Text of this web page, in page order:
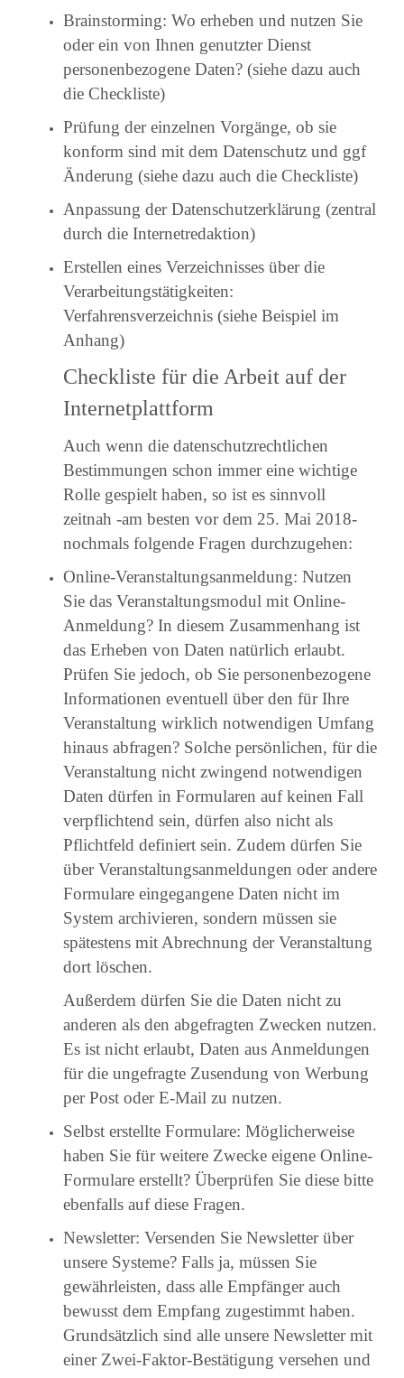
Brainstorming: Wo erheben und nutzen Sie
oder ein von Ihnen genutzter Dienst
personenbezogene Daten? (siehe dazu auch
die Checkliste)
Prüfung der einzelnen Vorgänge, ob sie
konform sind mit dem Datenschutz und ggf
Änderung (siehe dazu auch die Checkliste)
Anpassung der Datenschutzerklärung (zentral
durch die Internetredaktion)
Erstellen eines Verzeichnisses über die
Verarbeitungstätigkeiten:
Verfahrensverzeichnis (siehe Beispiel im
Anhang)
Checkliste für die Arbeit auf der
Internetplattform
Auch wenn die datenschutzrechtlichen
Bestimmungen schon immer eine wichtige
Rolle gespielt haben, so ist es sinnvoll
zeitnah -am besten vor dem 25. Mai 2018-
nochmals folgende Fragen durchzugehen:
Online-Veranstaltungsanmeldung: Nutzen
Sie das Veranstaltungsmodul mit Online-
Anmeldung? In diesem Zusammenhang ist
das Erheben von Daten natürlich erlaubt.
Prüfen Sie jedoch, ob Sie personenbezogene
Informationen eventuell über den für Ihre
Veranstaltung wirklich notwendigen Umfang
hinaus abfragen? Solche persönlichen, für die
Veranstaltung nicht zwingend notwendigen
Daten dürfen in Formularen auf keinen Fall
verpflichtend sein, dürfen also nicht als
Pflichtfeld definiert sein. Zudem dürfen Sie
über Veranstaltungsanmeldungen oder andere
Formulare eingegangene Daten nicht im
System archivieren, sondern müssen sie
spätestens mit Abrechnung der Veranstaltung
dort löschen.
Außerdem dürfen Sie die Daten nicht zu
anderen als den abgefragten Zwecken nutzen.
Es ist nicht erlaubt, Daten aus Anmeldungen
für die ungefragte Zusendung von Werbung
per Post oder E-Mail zu nutzen.
Selbst erstellte Formulare: Möglicherweise
haben Sie für weitere Zwecke eigene Online-
Formulare erstellt? Überprüfen Sie diese bitte
ebenfalls auf diese Fragen.
Newsletter: Versenden Sie Newsletter über
unsere Systeme? Falls ja, müssen Sie
gewährleisten, dass alle Empfänger auch
bewusst dem Empfang zugestimmt haben.
Grundsätzlich sind alle unsere Newsletter mit
einer Zwei-Faktor-Bestätigung versehen und